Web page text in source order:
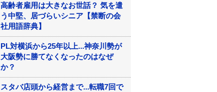
高齢者雇用は大きなお世話？ 気を遣
う中堅、居づらいシニア【禁断の会
社用語辞典】
PL対横浜から25年以上...神奈川勢が
大阪勢に勝てなくなったのはなぜ
か？
スタバ店頭から経営まで...転職7回で